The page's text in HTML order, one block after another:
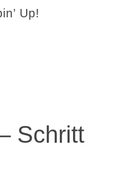
Up!
Schritt